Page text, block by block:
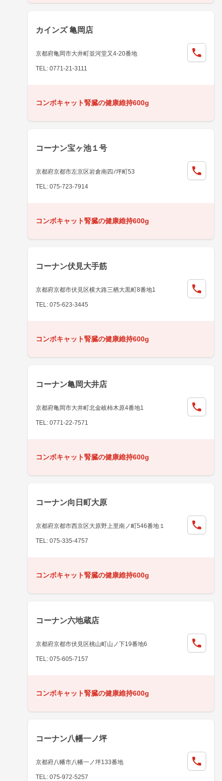
カインズ 亀岡店
京都府亀岡市大井町並河堂又4-20番地
TEL: 0771-21-3111
コンボキャット腎臓の健康維持600g
コーナン宝ヶ池１号
京都府京都市左京区岩倉南四ﾉ坪町53
TEL: 075-723-7914
コンボキャット腎臓の健康維持600g
コーナン伏見大手筋
京都府京都市伏見区横大路三栖大黒町8番地1
TEL: 075-623-3445
コンボキャット腎臓の健康維持600g
コーナン亀岡大井店
京都府亀岡市大井町北金岐柿木原4番地1
TEL: 0771-22-7571
コンボキャット腎臓の健康維持600g
コーナン向日町大原
京都府京都市西京区大原野上里南ノ町546番地１
TEL: 075-335-4757
コンボキャット腎臓の健康維持600g
コーナン六地蔵店
京都府京都市伏見区桃山町山ノ下19番地6
TEL: 075-605-7157
コンボキャット腎臓の健康維持600g
コーナン八幡一ノ坪
京都府八幡市八幡一ノ坪133番地
TEL: 075-972-5257